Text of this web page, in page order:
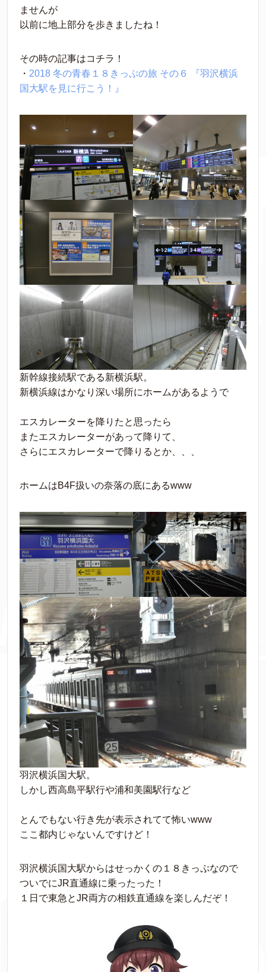
ませんが
以前に地上部分を歩きましたね！
その時の記事はコチラ！
・ 2018 冬の青春１８きっぷの旅 その６ 『羽沢横浜
国大駅を見に行こう！』
新幹線接続駅である新横浜駅。
新横浜線はかなり深い場所にホームがあるようで
エスカレーターを降りたと思ったら
またエスカレーターがあって降りて、
さらにエスカレーターで降りるとか、、、
ホームはB4F扱いの奈落の底にあるwww
羽沢横浜国大駅。
しかし西高島平駅行や浦和美園駅行など
とんでもない行き先が表示されてて怖いwww
ここ都内じゃないんですけど！
羽沢横浜国大駅からはせっかくの１８きっぷなので
ついでにJR直通線に乗ったった！
１日で東急とJR両方の相鉄直通線を楽しんだぞ！